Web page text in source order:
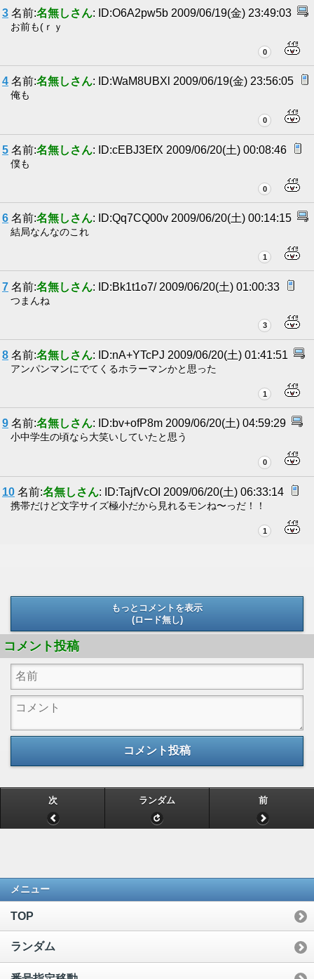
3 名前:名無しさん: ID:O6A2pw5b 2009/06/19(金) 23:49:03
お前も(ｒｙ
0
4 名前:名無しさん: ID:WaM8UBXl 2009/06/19(金) 23:56:05
俺も
0
5 名前:名無しさん: ID:cEBJ3EfX 2009/06/20(土) 00:08:46
僕も
0
6 名前:名無しさん: ID:Qq7CQ00v 2009/06/20(土) 00:14:15
結局なんなのこれ
1
7 名前:名無しさん: ID:Bk1t1o7/ 2009/06/20(土) 01:00:33
つまんね
3
8 名前:名無しさん: ID:nA+YTcPJ 2009/06/20(土) 01:41:51
アンパンマンにでてくるホラーマンかと思った
1
9 名前:名無しさん: ID:bv+ofP8m 2009/06/20(土) 04:59:29
小中学生の頃なら大笑いしていたと思う
0
10 名前:名無しさん: ID:TajfVcOI 2009/06/20(土) 06:33:14
携帯だけど文字サイズ極小だから見れるモンね〜っだ！！
1
もっとコメントを表示
(ロード無し)
コメント投稿
コメント投稿
次 ランダム 前
メニュー
TOP
ランダム